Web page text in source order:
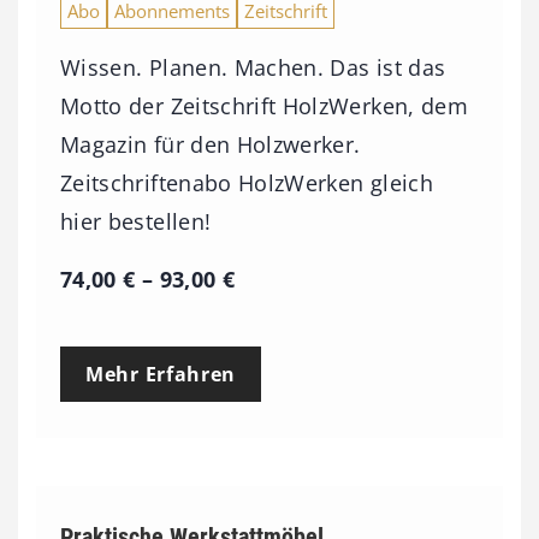
Abo Abonnements Zeitschrift
Wissen. Planen. Machen. Das ist das
Motto der Zeitschrift HolzWerken, dem
Magazin für den Holzwerker.
Zeitschriftenabo HolzWerken gleich
hier bestellen!
74,00€ – 93,00 €P
e
Mehr Erfahren